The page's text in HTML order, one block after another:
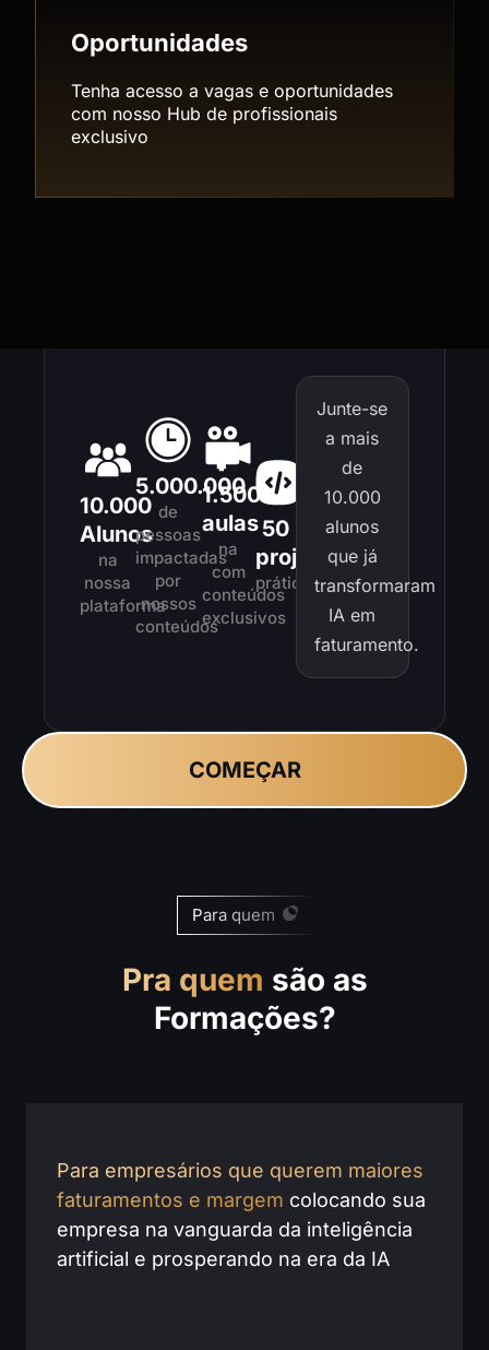
Oportunidades
Tenha acesso a vagas e oportunidades
com nosso Hub de profissionais
exclusivo
10.000
Alunos
na
nossa
plataforma
5.000.000
de
pessoas
impactadas
por
nossos
conteúdos
1.500
aulas
na
com
conteúdos
exclusivos
50
projetos
práticos
Junte-se
a mais
de
10.000
alunos
que já
transformaram
IA em
faturamento.
COMEÇAR
Para quem
Pra quem são as
Formações?
Para empresários que querem maiores
faturamentos e margem colocando sua
empresa na vanguarda da inteligência
artificial e prosperando na era da IA